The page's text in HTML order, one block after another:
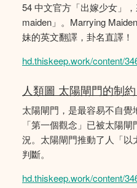
54 中文官方「出嫁少女」
maiden」。Marrying
妹的英文翻譯，卦名直譯！
hd.thiskeep.work/content/
人類圖 太陽閘門的制
太陽閘門，是最容易不自
「第一個觀念」已被太陽
況。太陽閘門推動了人「
判斷。
hd.thiskeep.work/content/